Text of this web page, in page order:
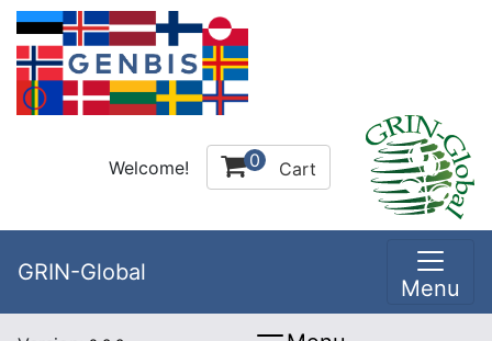
Welcome! 0 Cart
GRIN-Global
Menu